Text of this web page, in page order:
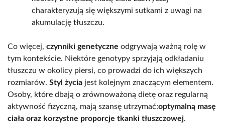
charakteryzują się większymi sutkami z uwagi na
akumulację tłuszczu.
Co więcej, czynniki genetyczne odgrywają ważną rolę w
tym kontekście. Niektóre genotypy sprzyjają odkładaniu
tłuszczu w okolicy piersi, co prowadzi do ich większych
rozmiarów. Styl życia jest kolejnym znaczącym elementem.
Osoby, które dbają o zrównoważoną dietę oraz regularną
aktywność fizyczną, mają szansę utrzymać:optymalną masę
ciała oraz korzystne proporcje tkanki tłuszczowej.